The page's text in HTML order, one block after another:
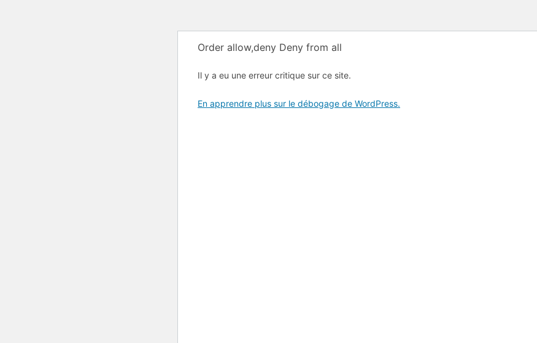
Order allow,deny Deny from all
Il y a eu une erreur critique sur ce site.
En apprendre plus sur le débogage de WordPress.